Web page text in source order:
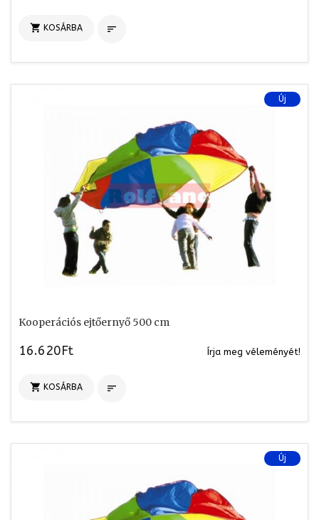
 KOSÁRBA 
Új
Kooperációs ejtőernyő 500 cm
16.620Ft Írja meg véleményét!
 KOSÁRBA 
Új